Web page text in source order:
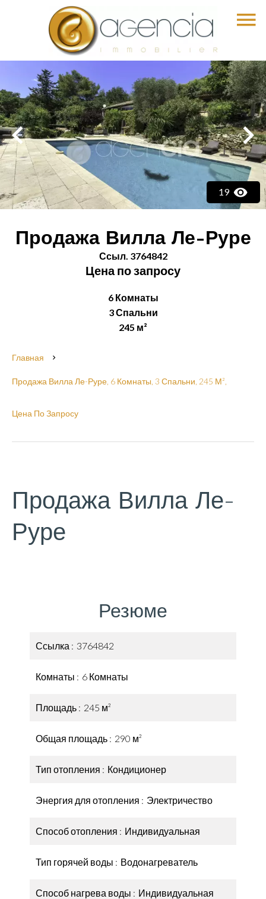
19
Продажа Вилла Ле-Руре
Ссыл. 3764842
Цена по запросу
6 Комнаты
3 Спальни
245 м²
Главная
Продажа Вилла Ле-Руре, 6 Комнаты, 3 Спальни, 245 М²,
Цена По Запросу
Продажа Вилла Ле-
Руре
Резюме
Ссылка 3764842
Комнаты 6 Комнаты
Площадь 245 м²
Общая площадь 290 м²
Тип отопления Кондиционер
Энергия для отопления Электричество
Способ отопления Индивидуальная
Тип горячей воды Водонагреватель
Способ нагрева воды Индивидуальная